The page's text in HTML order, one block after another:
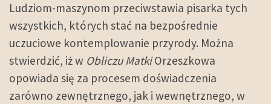
Ludziom-maszynom przeciwstawia pisarka tych
wszystkich, których stać na bezpośrednie
uczuciowe kontemplowanie przyrody. Można
stwierdzić, iż w Obliczu MatkiOrzeszkowa
opowiada się za procesem doświadczenia
zarówno zewnętrznego, jak i wewnętrznego, w